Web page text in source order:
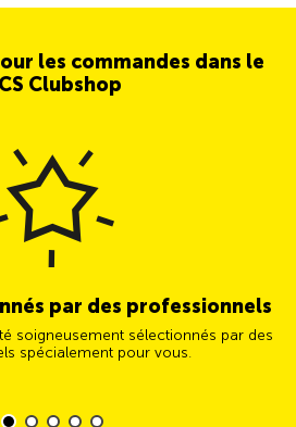
les commandes dans le
Clubshop
par des professionnels
soigneusement sélectionnés par des
spécialement pour vous.